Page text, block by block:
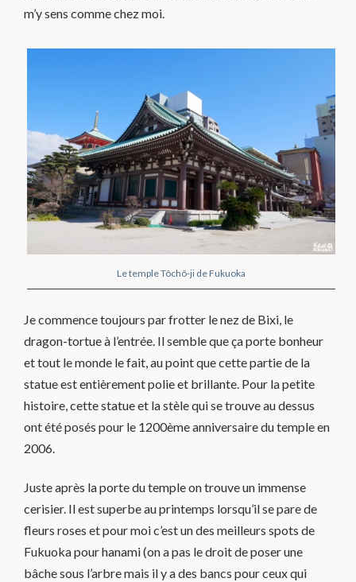
m’y sens comme chez moi.
Le temple Tôchô-ji de Fukuoka
Je commence toujours par frotter le nez de Bixi, le
dragon-tortue à l’entrée. Il semble que ça porte bonheur
et tout le monde le fait, au point que cette partie de la
statue est entièrement polie et brillante. Pour la petite
histoire, cette statue et la stèle qui se trouve au dessus
ont été posés pour le 1200ème anniversaire du temple en
2006.
Juste après la porte du temple on trouve un immense
cerisier. Il est superbe au printemps lorsqu’il se pare de
fleurs roses et pour moi c’est un des meilleurs spots de
Fukuoka pour hanami (on a pas le droit de poser une
bâche sous l’arbre mais il y a des bancs pour ceux qui